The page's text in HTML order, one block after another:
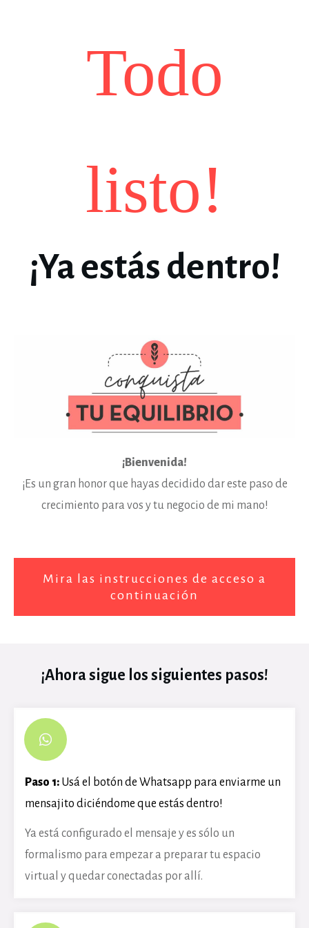
Todo
listo!
¡Ya estás dentro!
¡Bienvenida!
¡Es un gran honor que hayas decidido dar este paso de
crecimiento para vos y tu negocio de mi mano!
Mira las instrucciones de acceso a
continuación
¡Ahora sigue los siguientes pasos!
Paso 1: Usá el botón de Whatsapp para enviarme un
mensajito diciéndome que estás dentro!
Ya está configurado el mensaje y es sólo un
formalismo para empezar a preparar tu espacio
virtual y quedar conectadas por allí.